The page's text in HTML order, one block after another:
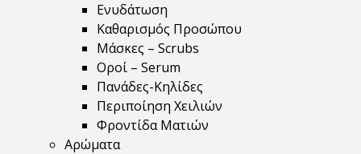
Ενυδάτωση
Καθαρισμός Προσώπου
Μάσκες – Scrubs
Οροί – Serum
Πανάδες-Κηλίδες
Περιποίηση Χειλιών
Φροντίδα Ματιών
Αρώματα